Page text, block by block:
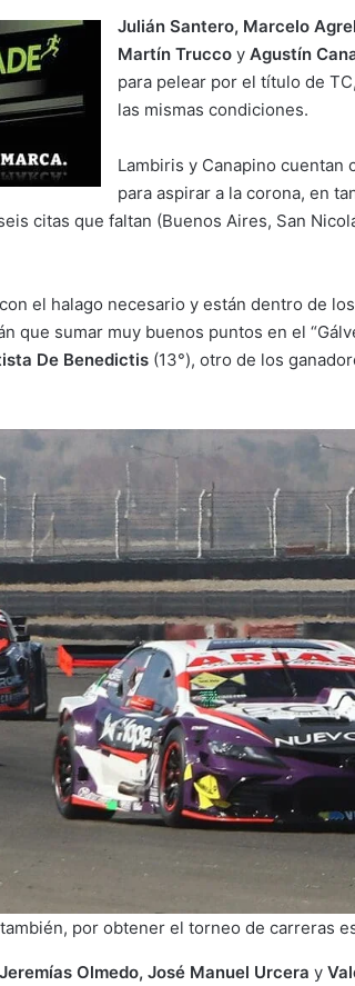
Julián Santero, Marcelo
Martín Trucco y Agustín
para pelear por el título de
las mismas condiciones.
Lambiris y Canapino
para aspirar a la corona, en
citas que faltan (Buenos Aires, San
el halago necesario y están dentro de
que sumar muy buenos puntos en el
De Benedictis (13°), otro de los
por obtener el torneo de carreras
Olmedo, José Manuel Urcera y